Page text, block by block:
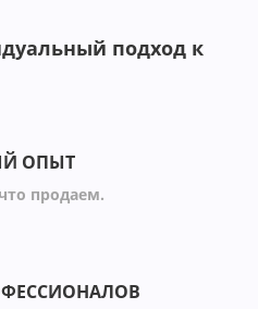
подход к
ОПЫТ
продаем.